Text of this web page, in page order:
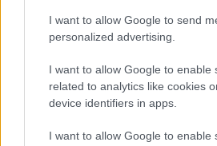
I want to allow Google to send
personalized advertising.
I want to allow Google to enable
related to analytics like cookies
device identifiers in apps.
I want to allow Google to enable
sergileyenTarkan’ıgöreceğizdir.
paslarla ve uzaktan şutları ile bu
Skor tahmini 1-2